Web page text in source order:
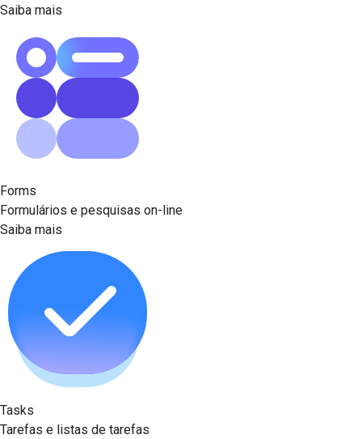
Saiba mais
Forms
Formulários e pesquisas on-line
Saiba mais
Tasks
Tarefas e listas de tarefas